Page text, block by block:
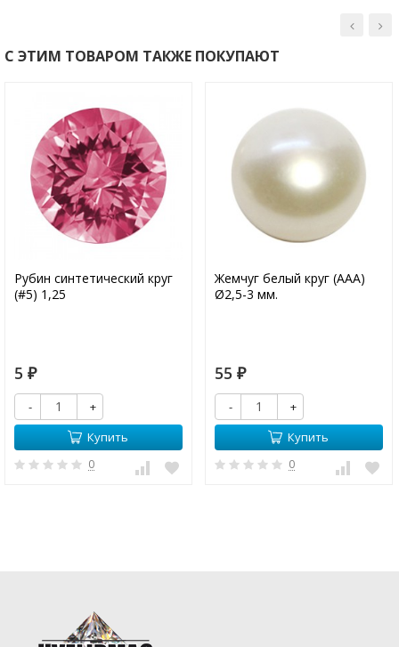
С ЭТИМ ТОВАРОМ ТАКЖЕ ПОКУПАЮТ
Рубин синтетический круг
(#5) 1,25
5 ₽
-
+
Купить
0
Жемчуг белый круг (ААА)
Ø2,5-3 мм.
55 ₽
-
+
Купить
0